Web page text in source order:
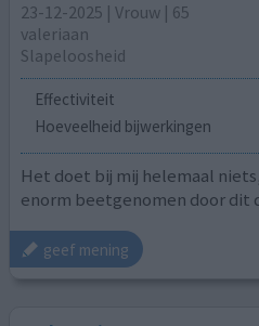
23-12-2025 | Vrouw | 65
valeriaan
Slapeloosheid
Effectiviteit
Hoeveelheid bijwerkingen
Het doet bij mij helemaal
enorm beetgenomen door dit
geef mening